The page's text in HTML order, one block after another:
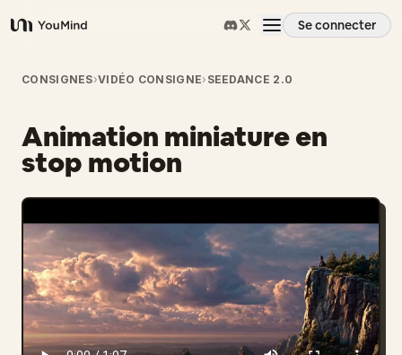
YouMind
Se connecter
Aperçu
Cas d'usage
Compétences
Invites
Tarifs
CONSIGNES›VIDÉO CONSIGNE› SEEDANCE 2.0
Animation miniature en
stop motion